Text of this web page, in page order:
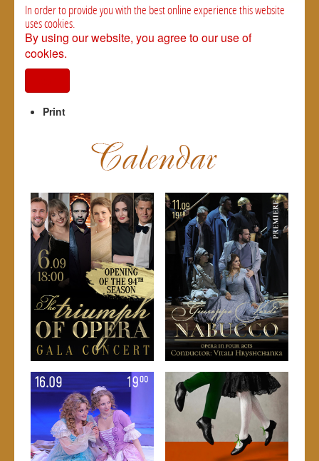
In order to provide you with the best online experience this website
uses cookies.
By using our website, you agree to our use of
cookies.
Print